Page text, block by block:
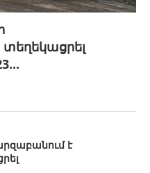
տեղեկացրել
է